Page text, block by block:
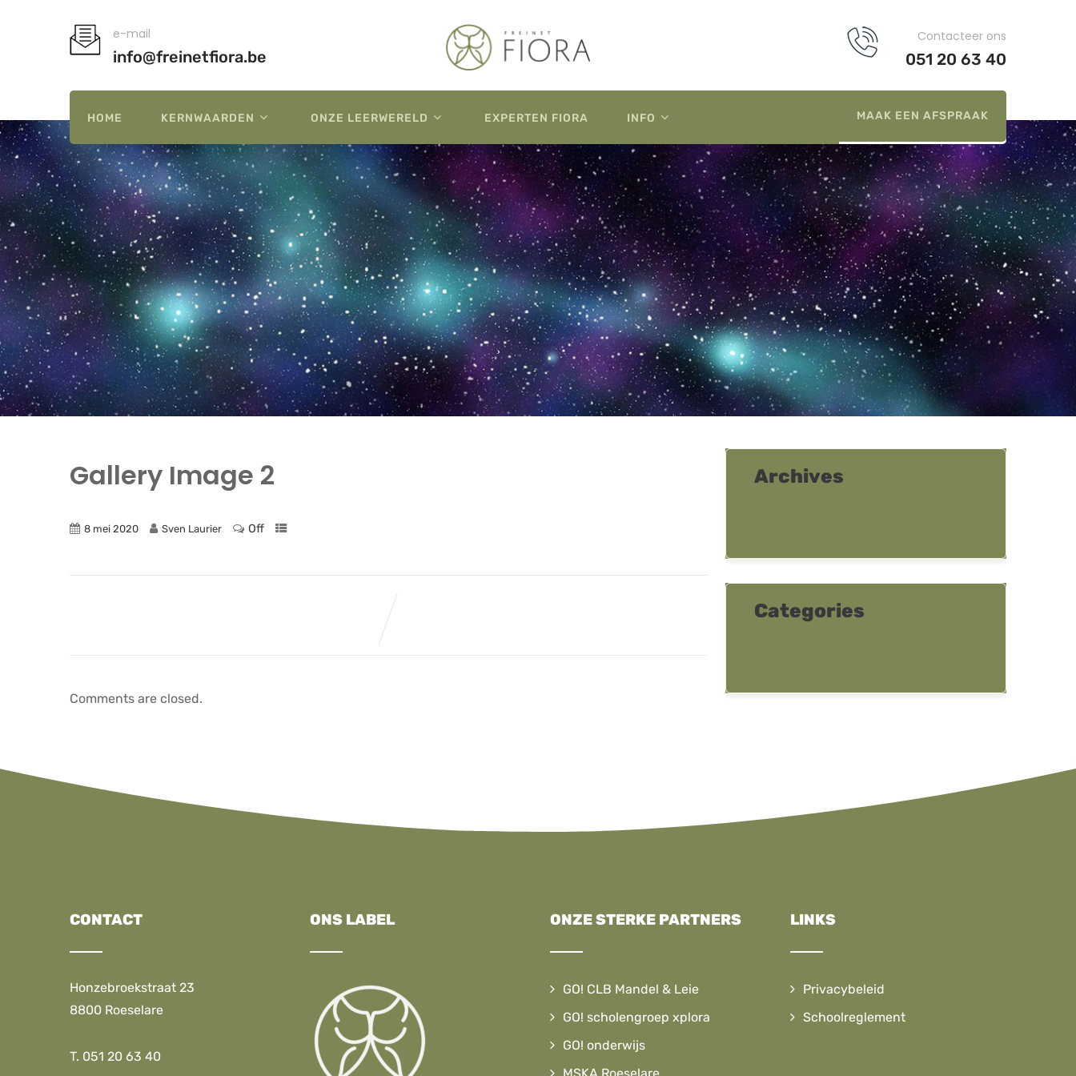
e-mail
info@freinetfiora.be
Contacteer ons
051 20 63 40
HOME KERNWAARDEN ONZE LEERWERELD EXPERTEN FIORA INFO MAAK EEN AFSPRAAK
Gallery Image 2
8 mei 2020 Sven Laurier Off
Comments are closed.
Archives
Categories
CONTACT
Honzebroekstraat 23
8800 Roeselare
T. 051 20 63 40
ONS LABEL ONZE STERKE PARTNERS
GO! CLB Mandel & Leie
GO! scholengroep xplora
GO! onderwijs
LINKS
Privacybeleid
Schoolreglement